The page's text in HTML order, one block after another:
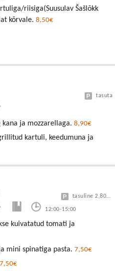
riisiga(Suusulav Šašlõkk
kõrvale. 8,50€
tasuta
ja mozzarellaga. 8,90€
kartuli, keedumuna ja
12:00-15:00
tasuline 2,80/30min
kuivatatud tomati ja
mini spinatiga pasta. 7,50€
7,50€